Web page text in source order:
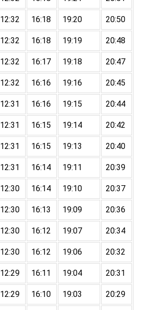
12:32 16:18 19:20 20:50
12:32 16:18 19:19 20:48
12:32 16:17 19:18 20:47
12:32 16:16 19:16 20:45
12:31 16:16 19:15 20:44
12:31 16:15 19:14 20:42
12:31 16:15 19:13 20:40
12:31 16:14 19:11 20:39
12:30 16:14 19:10 20:37
12:30 16:13 19:09 20:36
12:30 16:12 19:07 20:34
12:30 16:12 19:06 20:32
12:29 16:11 19:04 20:31
12:29 16:10 19:03 20:29